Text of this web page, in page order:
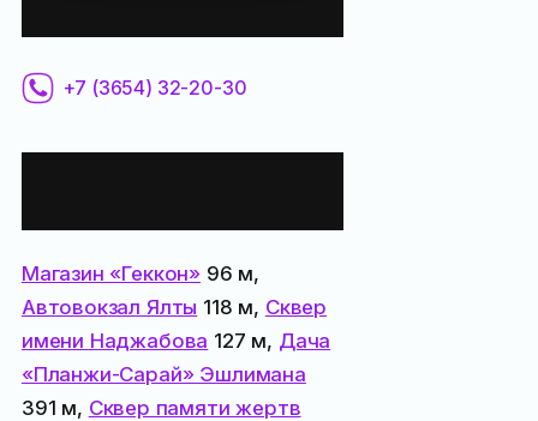
+7 (3654) 32-20-30
Магазин «Геккон» 96 м,
Автовокзал Ялты 118 м, Сквер
имени Наджабова 127 м, Дача
«Планжи-Сарай» Эшлимана
391 м, Сквер памяти жертв